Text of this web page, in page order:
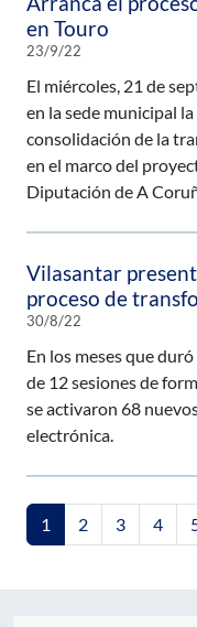
en Touro
23/9/22
El miércoles, 21 de
en la sede municipal
consolidación de la
en el marco del
Diputación de A
Vilasantar
proceso de
30/8/22
En los meses que
de 12 sesiones de
se activaron 68
electrónica.
1 2 3 4